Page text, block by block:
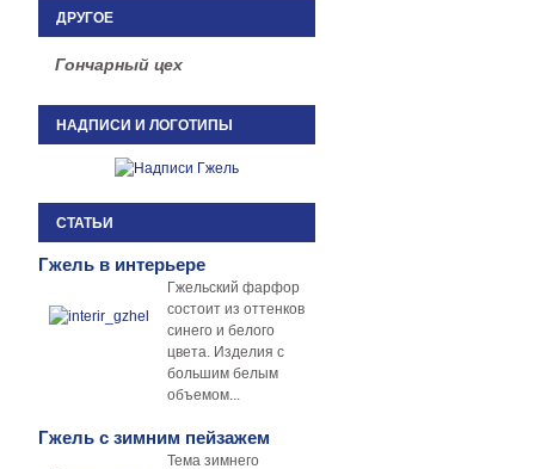
ДРУГОЕ
Гончарный цех
НАДПИСИ И ЛОГОТИПЫ
СТАТЬИ
Гжель в интерьере
Гжельский фарфор
состоит из оттенков
синего и белого
цвета. Изделия с
большим белым
объемом...
Гжель с зимним пейзажем
Тема зимнего